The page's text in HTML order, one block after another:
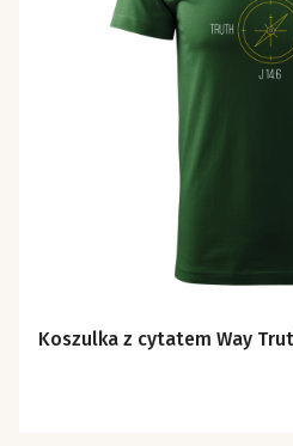
Koszulka z cytatem Way